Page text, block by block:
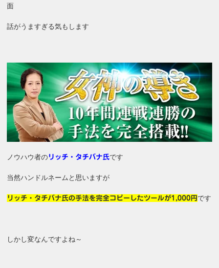
面
話がうますぎる気もします
ノウハウ者のリッチ・タチバナ氏です
当然ハンドルネームと思いますが
リッチ・タチバナ氏の手法を完全コピーしたツールが1,000円です
しかし変なんですよね～